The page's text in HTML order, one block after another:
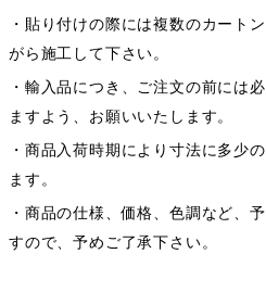
・貼り付けの際には複数のカート
がら施工して下さい。
・輸入品につき、ご注文の前には
ますよう、お願いいたします。
・商品入荷時期により寸法に多少
ます。
・商品の仕様、価格、色調など、
すので、予めご了承下さい。